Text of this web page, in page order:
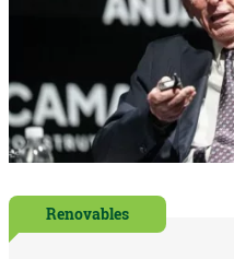
Renovables